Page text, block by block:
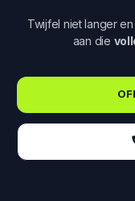
Twijfel niet langer
aan die